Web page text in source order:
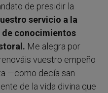
de presidir la
servicio a la
conocimientos
Me alegra por
vuestro empeño
—como decía san
de la vida divina que